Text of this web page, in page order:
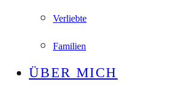
Verliebte
Familien
ÜBER MICH